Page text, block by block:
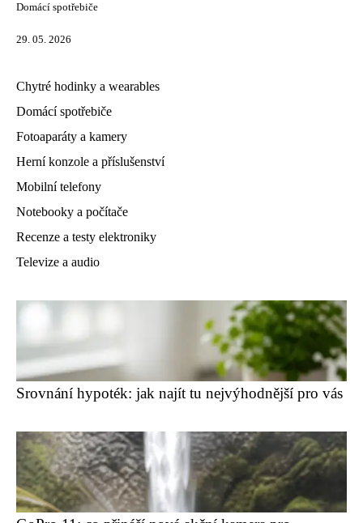
Domácí spotřebiče
29. 05. 2026
Chytré hodinky a wearables
Domácí spotřebiče
Fotoaparáty a kamery
Herní konzole a příslušenství
Mobilní telefony
Notebooky a počítače
Recenze a testy elektroniky
Televize a audio
Srovnání hypoték: jak najít tu nejvýhodnější pro vás